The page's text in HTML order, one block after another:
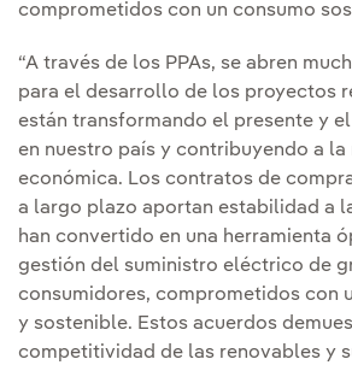
comprometidos con un consumo
“A través de los PPAs, se abren
para el desarrollo de los proyectos
están transformando el presente y
en nuestro país y contribuyendo a la
económica. Los contratos de
a largo plazo aportan estabilidad a
han convertido en una herramienta
gestión del suministro eléctrico de
consumidores, comprometidos con
y sostenible. Estos acuerdos
competitividad de las renovables y